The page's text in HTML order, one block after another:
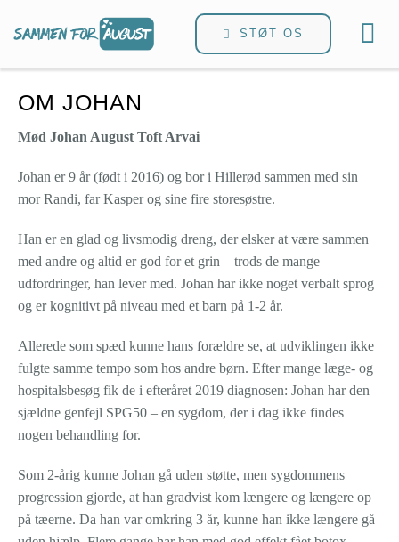
STØT OS
OM JOHAN
Mød Johan August Toft Arvai
Johan er 9 år (født i 2016) og bor i Hillerød sammen med sin
mor Randi, far Kasper og sine fire storesøstre.
Han er en glad og livsmodig dreng, der elsker at være sammen
med andre og altid er god for et grin – trods de mange
udfordringer, han lever med. Johan har ikke noget verbalt sprog
og er kognitivt på niveau med et barn på 1-2 år.
Allerede som spæd kunne hans forældre se, at udviklingen ikke
fulgte samme tempo som hos andre børn. Efter mange læge- og
hospitalsbesøg fik de i efteråret 2019 diagnosen: Johan har den
sjældne genfejl SPG50 – en sygdom, der i dag ikke findes
nogen behandling for.
Som 2-årig kunne Johan gå uden støtte, men sygdommens
progression gjorde, at han gradvist kom længere og længere op
på tæerne. Da han var omkring 3 år, kunne han ikke længere gå